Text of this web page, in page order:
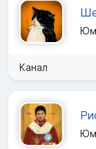
Канал